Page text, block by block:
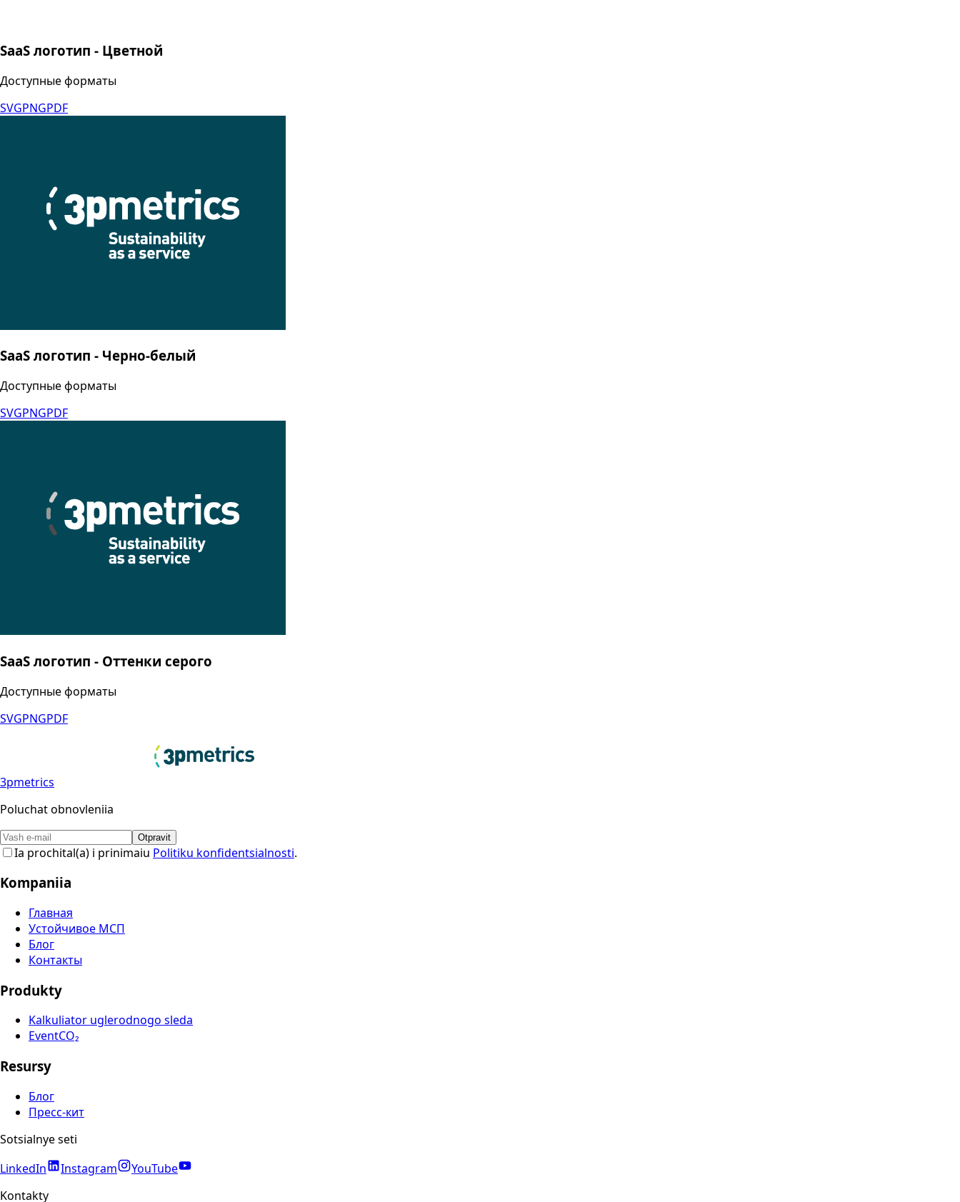
SaaS логотип - Цветной
Доступные форматы
SVGPNGPDF
SaaS логотип - Черно-белый
Доступные форматы
SVGPNGPDF
SaaS логотип - Оттенки серого
Доступные форматы
SVGPNGPDF
3pmetrics
Poluchat obnovleniia
Otpravit
Ia prochital(a) i prinimaiu Politiku konfidentsialnosti.
Kompaniia
Главная
Устойчивое МСП
Блог
Контакты
Produkty
Kalkuliator uglerodnogo sleda
EventCO₂
Resursy
Блог
Пресс-кит
Sotsialnye seti
LinkedIn
Instagram
YouTube
Kontakty